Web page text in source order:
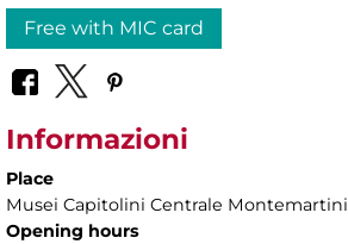
Free with MIC card
Informazioni
Place
Musei Capitolini Centrale Montemartini
Opening hours